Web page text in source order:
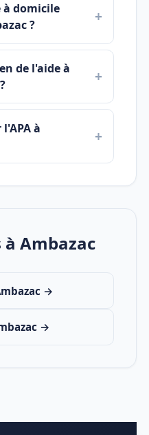
à domicile
?
de l'aide à
à
Ambazac
→
→